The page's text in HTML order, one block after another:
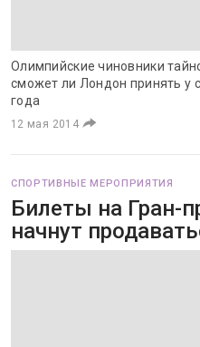
Олимпийские чиновники
сможет ли Лондон принять у
года
12 мая 2014
СПОРТИВНЫЕ МЕРОПРИЯТИЯ
Билеты на Гран-
начнут